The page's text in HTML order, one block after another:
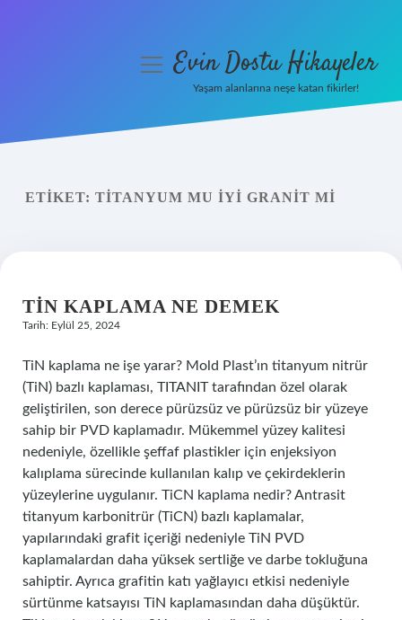
Yasal Uyarı
menüyüEvin Dostu Hikayeler
Yaşam alanlarına neşe katan fikirler!
ETIKET: TITANYUM MU IYI GRANIT MI
TIN KAPLAMA NE DEMEK
Tarih: Eylül 25, 2024
TiN kaplama ne işe yarar? Mold Plast’ın titanyum nitrür
(TiN) bazlı kaplaması, TITANIT tarafından özel olarak
geliştirilen, son derece pürüzsüz ve pürüzsüz bir yüzeye
sahip bir PVD kaplamadır. Mükemmel yüzey kalitesi
nedeniyle, özellikle şeffaf plastikler için enjeksiyon
kalıplama sürecinde kullanılan kalıp ve çekirdeklerin
yüzeylerine uygulanır. TiCN kaplama nedir? Antrasit
titanyum karbonitrür (TiCN) bazlı kaplamalar,
yapılarındaki grafit içeriği nedeniyle TiN PVD
kaplamalardan daha yüksek sertliğe ve darbe tokluğuna
sahiptir. Ayrıca grafitin katı yağlayıcı etkisi nedeniyle
sürtünme katsayısı TiN kaplamasından daha düşüktür.